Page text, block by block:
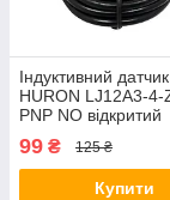
Індуктивний датчик
HURON LJ12A3-4-
PNP NO відкритий
99 ₴ 125 ₴
Купити